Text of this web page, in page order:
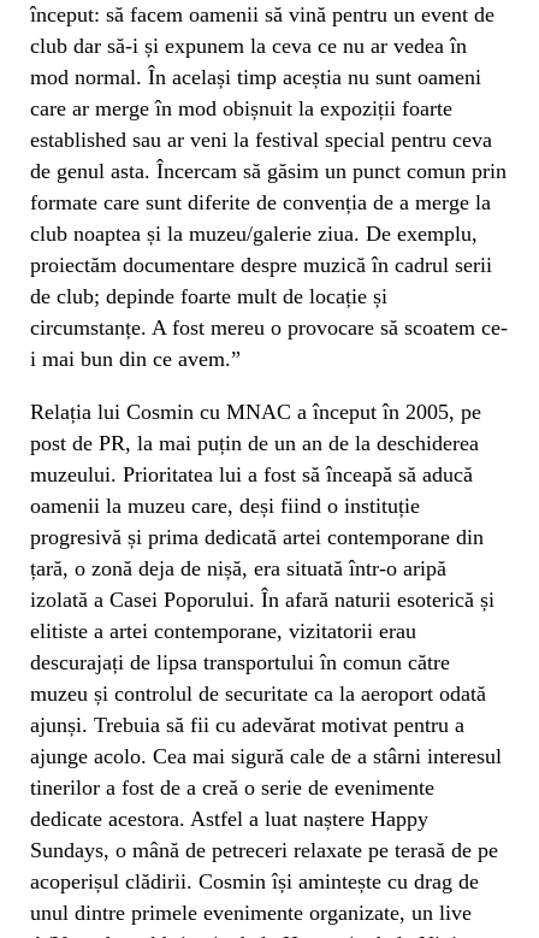
început: să facem oamenii să vină pentru un event de
club dar să-i și expunem la ceva ce nu ar vedea în
mod normal. În același timp aceștia nu sunt oameni
care ar merge în mod obișnuit la expoziții foarte
established sau ar veni la festival special pentru ceva
de genul asta. Încercam să găsim un punct comun prin
formate care sunt diferite de convenția de a merge la
club noaptea și la muzeu/galerie ziua. De exemplu,
proiectăm documentare despre muzică în cadrul serii
de club; depinde foarte mult de locație și
circumstanțe. A fost mereu o provocare să scoatem ce-
i mai bun din ce avem.”
Relația lui Cosmin cu MNAC a început în 2005, pe
post de PR, la mai puțin de un an de la deschiderea
muzeului. Prioritatea lui a fost să înceapă să aducă
oamenii la muzeu care, deși fiind o instituție
progresivă și prima dedicată artei contemporane din
țară, o zonă deja de nișă, era situată într-o aripă
izolată a Casei Poporului. În afară naturii esoterică și
elitiste a artei contemporane, vizitatorii erau
descurajați de lipsa transportului în comun către
muzeu și controlul de securitate ca la aeroport odată
ajunși. Trebuia să fii cu adevărat motivat pentru a
ajunge acolo. Cea mai sigură cale de a stârni interesul
tinerilor a fost de a creă o serie de evenimente
dedicate acestora. Astfel a luat naștere Happy
Sundays, o mână de petreceri relaxate pe terasă de pe
acoperișul clădirii. Cosmin își amintește cu drag de
unul dintre primele evenimente organizate, un live